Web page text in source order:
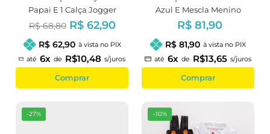
Papai E 1 Calça Jogger
R$ 68,80 R$ 62,90
R$ 62,90 à vista no PIX
até 6x de R$10,48 s/juros
Comprar
Azul E Mescla Menino
R$ 81,90
R$ 81,90 à vista no PIX
até 6x de R$13,65 s/juros
Comprar
-27% -10%